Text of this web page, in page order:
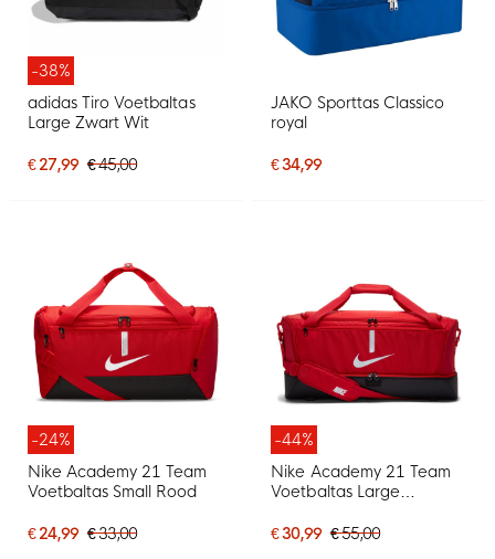
-38%
adidas Tiro Voetbaltas
Large Zwart Wit
€ 27,99 € 45,00
JAKO Sporttas Classico
royal
€ 34,99
-24%
Nike Academy 21 Team
Voetbaltas Small Rood
€ 24,99 € 33,00
-44%
Nike Academy 21 Team
Voetbaltas Large
€ 30,99 € 55,00